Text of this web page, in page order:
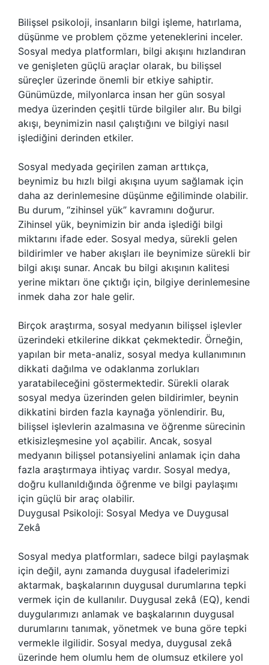
Bilişsel psikoloji, insanların bilgi işleme, hatırlama,
düşünme ve problem çözme yeteneklerini inceler.
Sosyal medya platformları, bilgi akışını hızlandıran
ve genişleten güçlü araçlar olarak, bu bilişsel
süreçler üzerinde önemli bir etkiye sahiptir.
Günümüzde, milyonlarca insan her gün sosyal
medya üzerinden çeşitli türde bilgiler alır. Bu bilgi
akışı, beynimizin nasıl çalıştığını ve bilgiyi nasıl
işlediğini derinden etkiler.
Sosyal medyada geçirilen zaman arttıkça,
beynimiz bu hızlı bilgi akışına uyum sağlamak için
daha az derinlemesine düşünme eğiliminde olabilir.
Bu durum, “zihinsel yük” kavramını doğurur.
Zihinsel yük, beynimizin bir anda işlediği bilgi
miktarını ifade eder. Sosyal medya, sürekli gelen
bildirimler ve haber akışları ile beynimize sürekli bir
bilgi akışı sunar. Ancak bu bilgi akışının kalitesi
yerine miktarı öne çıktığı için, bilgiye derinlemesine
inmek daha zor hale gelir.
Birçok araştırma, sosyal medyanın bilişsel işlevler
üzerindeki etkilerine dikkat çekmektedir. Örneğin,
yapılan bir meta-analiz, sosyal medya kullanımının
dikkati dağılma ve odaklanma zorlukları
yaratabileceğini göstermektedir. Sürekli olarak
sosyal medya üzerinden gelen bildirimler, beynin
dikkatini birden fazla kaynağa yönlendirir. Bu,
bilişsel işlevlerin azalmasına ve öğrenme sürecinin
etkisizleşmesine yol açabilir. Ancak, sosyal
medyanın bilişsel potansiyelini anlamak için daha
fazla araştırmaya ihtiyaç vardır. Sosyal medya,
doğru kullanıldığında öğrenme ve bilgi paylaşımı
için güçlü bir araç olabilir.
Duygusal Psikoloji: Sosyal Medya ve Duygusal
Zekâ
Sosyal medya platformları, sadece bilgi paylaşmak
için değil, aynı zamanda duygusal ifadelerimizi
aktarmak, başkalarının duygusal durumlarına tepki
vermek için de kullanılır. Duygusal zekâ (EQ), kendi
duygularımızı anlamak ve başkalarının duygusal
durumlarını tanımak, yönetmek ve buna göre tepki
vermekle ilgilidir. Sosyal medya, duygusal zekâ
üzerinde hem olumlu hem de olumsuz etkilere yol